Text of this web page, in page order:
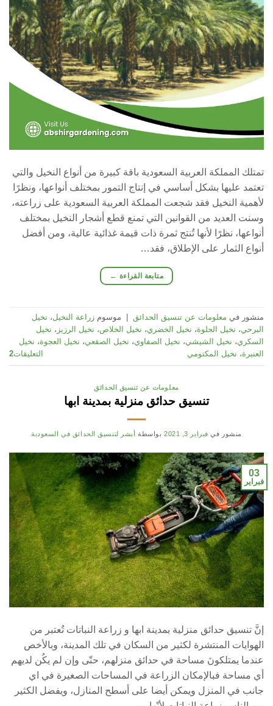
تمتلك المملكة العربية السعودية باقة كبيرة من أنواع النخيل والتي
تعتمد عليها بشكل أساسي في إنتاج التمور بمختلف أنواعها، ونظرًا
لأهمية النخيل فقد شجعت المملكة العربية السعودية على زراعته،
وسنت العديد من القوانين التي تمنع قطع أشجار النخيل بمختلف
أنواعها، نظرًا لأنها تُنتج ثمرة ذات قيمة غذائية عالية، ومن أفضل
أنواع الثمار على الإطلاق، فقد…
متابعة القراءة ←
منشور في معلومات عن تنسيق الحدائق موسوم زراعة النخيل، نخيل
البرحي، نخيل الحلوة، نخيل الخضري، نخيل الخلاص، نخيل الرزيز ، نخيل
السكري، نخيل الشيشي، نخيل الصفاوي، نخيل الصقعي، نخيل العجوة، نخيل
العنبرة، نخيل المكتومي التعليقات2
معلومات عن تنسيق الحدائق
تنسيق حدائق منزلية بمدينة ابها
منشور في فبراير 3, 2021 بواسطة أبشر لتنسيق الحدائق في السعودية
03
فبراير
إنَّ تنسيق حدائق منزلية بمدينة ابها و زراعة النباتات تُعتبر من
الهوايات المنتشرة لكثير من السكان في تلك المدينة، وبالأخص
عندما يمتلكونَ مساحة في حدائق منزلهم، حتّى وإن لم يكُن لديهم
أي مساحة فبالإمكان الزراعة في المساحات الصغيرة في اي
جانب في المنزل ويمكن أيضا على أسطح المنازل، ويفضل الكثير